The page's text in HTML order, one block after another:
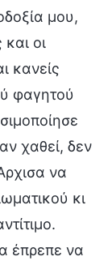
μου,
οι
κανείς
φαγητού
χαθεί, δεν
να
κι
έπρεπε να